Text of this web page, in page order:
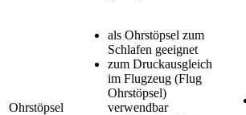
Ohrstöpsel
als Ohrstöpsel zum
Schlafen geeignet
zum Druckausgleich
im Flugzeug (Flug
Ohrstöpsel)
verwendbar